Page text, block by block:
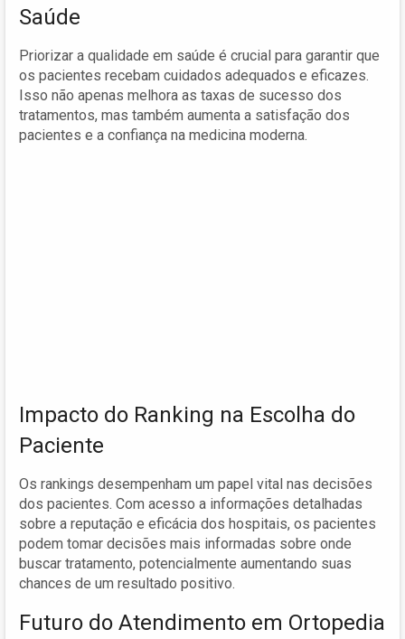
Saúde
Priorizar a qualidade em saúde é crucial para garantir que
os pacientes recebam cuidados adequados e eficazes.
Isso não apenas melhora as taxas de sucesso dos
tratamentos, mas também aumenta a satisfação dos
pacientes e a confiança na medicina moderna.
Impacto do Ranking na Escolha do
Paciente
Os rankings desempenham um papel vital nas decisões
dos pacientes. Com acesso a informações detalhadas
sobre a reputação e eficácia dos hospitais, os pacientes
podem tomar decisões mais informadas sobre onde
buscar tratamento, potencialmente aumentando suas
chances de um resultado positivo.
Futuro do Atendimento em Ortopedia